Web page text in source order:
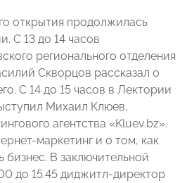
открытия продолжилась
С 13 до 14 часов
регионального отделения
Скворцов рассказал о
С 14 до 15 часов в Лектории
Михаил Клюев,
агентства «Kluev.bz».
маркетинг и о том, как
бизнес. В заключительной
до 15.45 диджитл-директор